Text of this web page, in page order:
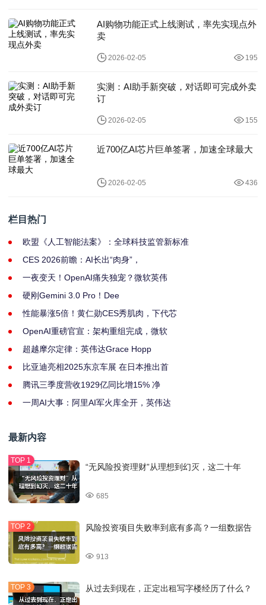
AI购物功能正式上线测试，率先实现点外
卖
2026-02-05 195
实测：AI助手新突破，对话即可完成外卖
订
2026-02-05 155
近700亿AI芯片巨单签署，加速全球最大
2026-02-05 436
栏目热门
欧盟《人工智能法案》：全球科技监管新标准
CES 2026前瞻：AI长出“肉身”，
一夜变天！OpenAI痛失独宠？微软英伟
硬刚Gemini 3.0 Pro！Dee
性能暴涨5倍！黄仁勋CES秀肌肉，下代芯
OpenAI重磅官宣：架构重组完成，微软
超越摩尔定律：英伟达Grace Hopp
比亚迪亮相2025东京车展 在日本推出首
腾讯三季度营收1929亿同比增15% 净
一周AI大事：阿里AI军火库全开，英伟达
最新内容
“无风险投资理财”从理想到幻灭，这二十年
685
风险投资项目失败率到底有多高？一组数据告
913
从过去到现在，正定出租写字楼经历了什么？